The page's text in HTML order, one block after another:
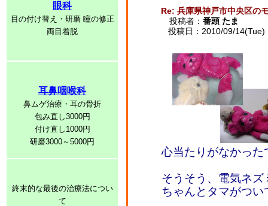
眼科
目の付け替え・研磨 瞳の修正
両目着脱
耳鼻咽喉科
鼻ムゲ治療・耳の骨折
包み直し3000円
付け直し1000円
研磨3000～5000円
終末的な最後の治療法につい
て
Re: 兵庫県神戸市中央区の
投稿者： 番頭 たま
投稿日：2010/09/
心当たりがなかっ
そうそう、電気ネ
ちゃんとタマがつ